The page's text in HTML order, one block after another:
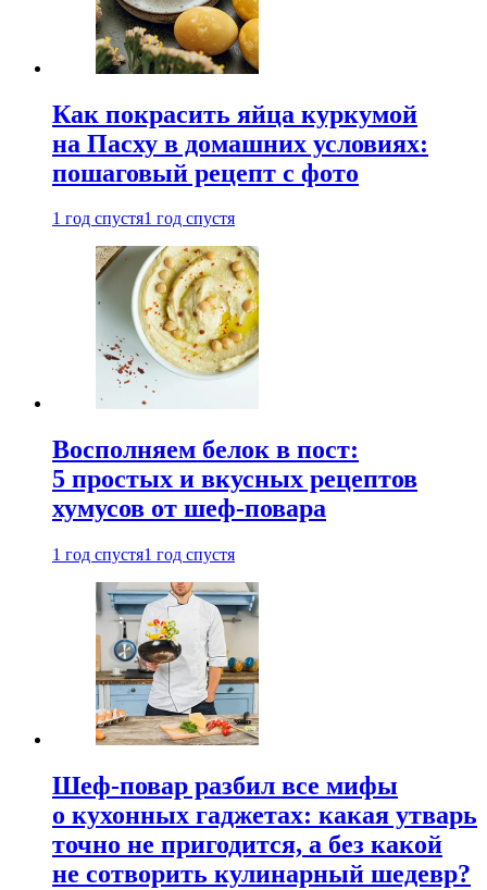
Как покрасить яйца куркумой
на Пасху в домашних условиях:
пошаговый рецепт с фото
1 год спустя1 год спустя
Восполняем белок в пост:
5 простых и вкусных рецептов
хумусов от шеф-повара
1 год спустя1 год спустя
Шеф-повар разбил все мифы
о кухонных гаджетах: какая утварь
точно не пригодится, а без какой
не сотворить кулинарный шедевр?